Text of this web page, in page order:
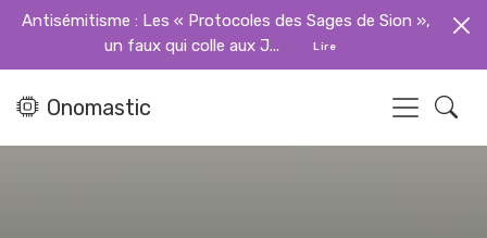
Antisémitisme : Les « Protocoles des Sages de Sion »,
un faux qui colle aux J...
Lire
Onomastic